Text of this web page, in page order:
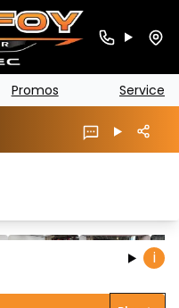
Promos Service
i